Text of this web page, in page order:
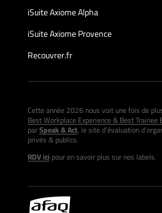
iSuite Axiome Alpha
iSuite Axiome Provence
Recouvrer.fr
Cette année 2026 nous voit une fois de
Best Workplace Experience & Best Trainee
parSpeak & Act, le site d’évaluation
privés & publics.
RDV icipour en savoir plus sur nos labels.